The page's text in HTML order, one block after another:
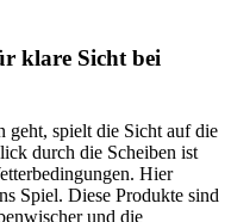
klare Sicht bei
geht, spielt die Sicht auf die
durch die Scheiben ist
Hier
Spiel. Diese Produkte sind
und die